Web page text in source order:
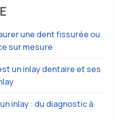
une dent fissurée ou
sur mesure
un inlay dentaire et ses
inlay : du diagnostic à